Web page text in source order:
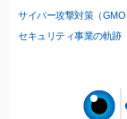
サイバー攻撃対策（GMO
セキュリティ事業の軌跡